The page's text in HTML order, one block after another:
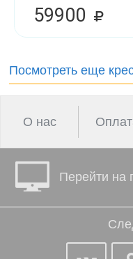
59900
Посмотреть еще
О нас
Перейти на